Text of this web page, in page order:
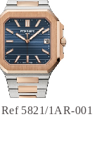
5821/1AR-001